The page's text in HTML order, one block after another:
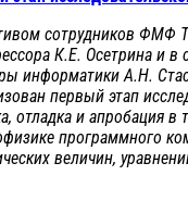
сотрудников ФМФ
К.Е. Осетрина и в
информатики А.Н.
первый этап
отладка и апробация в
программного
величин,